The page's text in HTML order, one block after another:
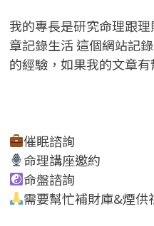
我的專長是研究命理跟
章記錄生活 這個網站記
的經驗，如果我的文章
催眠諮詢
命理講座邀約
命盤諮詢
需要幫忙補財庫&煙供